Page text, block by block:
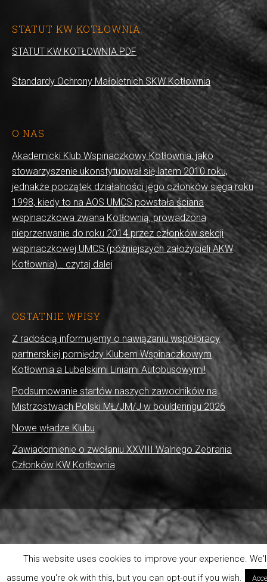
STATUT KW KOTŁOWNIA
STATUT KW KOTŁOWNIA.PDF
Standardy Ochrony Małoletnich SKW Kotłownia
O NAS
Akademicki Klub Wspinaczkowy Kotłownia, jako
stowarzyszenie ukonstytuował się latem 2010 roku,
jednakże początek działalności jego członków sięga roku
1998, kiedy to na AOS UMCS powstała ściana
wspinaczkowa zwana Kotłownią, prowadzona
nieprzerwanie do roku 2014 przez członków sekcji
wspinaczkowej UMCS (późniejszych założycieli AKW
Kotłownia)… czytaj dalej
OSTATNIE WPISY
Z radością informujemy o nawiązaniu współpracy
partnerskiej pomiędzy Klubem Wspinaczkowym
Kotłownia a Lubelskimi Liniami Autobusowymi!
Podsumowanie startów naszych zawodników na
Mistrzostwach Polski MŁ/JM/J w boulderingu 2026
Nowe władze Klubu
Zawiadomienie o zwołaniu XXVIII Walnego Zebrania
Członków KW Kotłownia
This website uses cookies to improve your experience.
assume you're ok with this, but you can opt-out if you wish.